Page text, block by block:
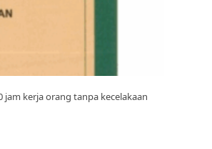
jam kerja orang tanpa kecelakaan